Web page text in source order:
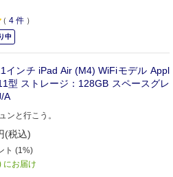
4 件 ）
中
インチ iPad Air (M4) WiFiモデル Appl
型 ストレージ：128GB スペースグレ
A
ンと行こう。
(税込)
ト (1%)
にお届け